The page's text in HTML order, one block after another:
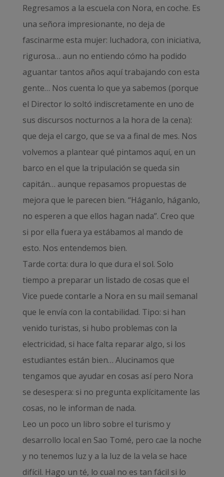
Regresamos a la escuela con Nora, en coche. Es
una señora impresionante, no deja de
fascinarme esta mujer: luchadora, con iniciativa,
rigurosa… aun no entiendo cómo ha podido
aguantar tantos años aquí trabajando con esta
gente… Nos cuenta lo que ya sabemos (porque
el Director lo soltó indiscretamente en uno de
sus discursos nocturnos a la hora de la cena):
que deja el cargo, que se va a final de mes. Nos
volvemos a plantear qué pintamos aquí, en un
barco en el que la tripulación se queda sin
capitán… aunque repasamos propuestas de
mejora que le parecen bien. “Háganlo, háganlo,
no esperen a que ellos hagan nada”. Creo que
si por ella fuera ya estábamos al mando de
esto. Nos entendemos bien.
Tarde corta: dura lo que dura el sol. Solo
tiempo a preparar un listado de cosas que el
Vice puede contarle a Nora en su mail semanal
que le envía con la contabilidad. Tipo: si han
venido turistas, si hubo problemas con la
electricidad, si hace falta reparar algo, si los
estudiantes están bien… Alucinamos que
tengamos que ayudar en cosas así pero Nora
se desespera: si no pregunta explícitamente las
cosas, no le informan de nada.
Leo un poco un libro sobre el turismo y
desarrollo local en Sao Tomé, pero cae la noche
y no tenemos luz y a la luz de la vela se hace
difícil. Hago un té, lo cual no es tan fácil si lo